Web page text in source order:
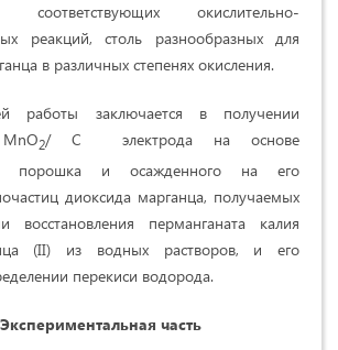
соответствующих окислительно-
реакций, столь разнообразных для
в различных степенях окисления.
работы заключается в получении
2/ С электрода на основе
порошка и осажденного на его
диоксида марганца, получаемых
восстановления перманганата калия
(II) из водных растворов, и его
перекиси водорода.
Экспериментальная часть